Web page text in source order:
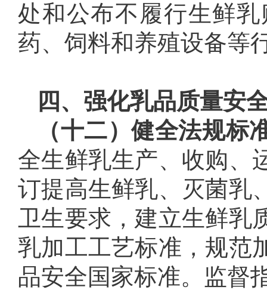
处和公布不履行生鲜
药、饲料和养殖设备等
四、强化乳品质量安
（十二）健全法规标
全生鲜乳生产、收购、
订提高生鲜乳、灭菌乳
卫生要求，建立生鲜乳
乳加工工艺标准，规范
品安全国家标准。监督